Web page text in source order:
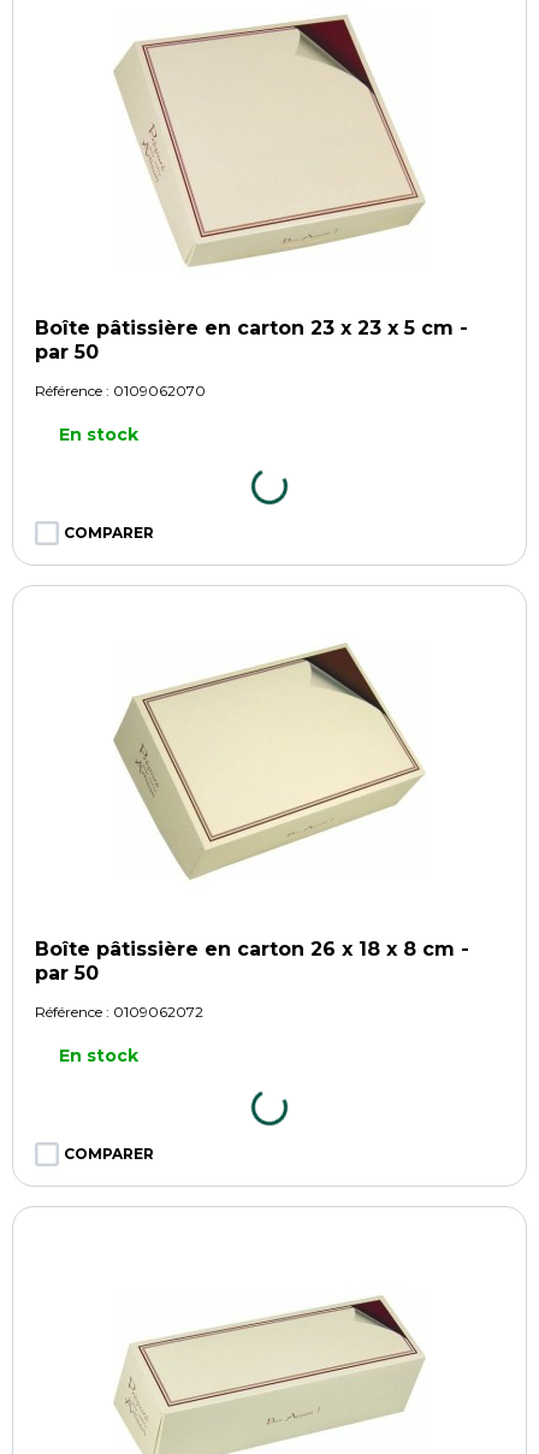
Boîte pâtissière en carton 23 x 23 x 5 cm -
par 50
Référence : 0109062070
En stock
COMPARER
Boîte pâtissière en carton 26 x 18 x 8 cm -
par 50
Référence : 0109062072
En stock
COMPARER